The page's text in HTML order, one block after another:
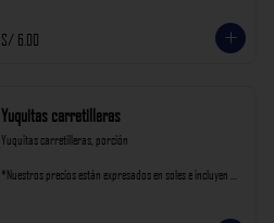
S/ 6.00
Yuquitas carretilleras
Yuquitas carretilleras, porción
*Nuestros precios están expresados en soles e incluyen